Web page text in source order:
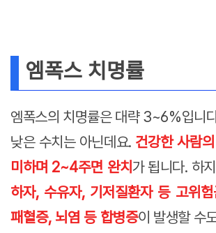
엠폭스 치명률
엠폭스의 치명률은 대략 3~6%입니
낮은 수치는 아닌데요. 건강한 사람
미하며 2~4주면 완치가 됩니다. 하지
하자, 수유자, 기저질환자 등 고위
패혈증, 뇌염 등 합병증이 발생할 수